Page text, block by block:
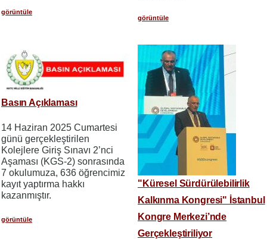
görüntüle
görüntüle
Basın Açıklaması
14 Haziran 2025 Cumartesi
günü gerçekleştirilen
Kolejlere Giriş Sınavı 2’nci
Aşaması (KGS-2) sonrasında
7 okulumuza, 636 öğrencimiz
kayıt yaptırma hakkı
kazanmıştır.
görüntüle
"Küresel Sürdürülebilirlik
Kalkınma Kongresi" İstanbul
Kongre Merkezi’nde
Gerçekleştiriliyor